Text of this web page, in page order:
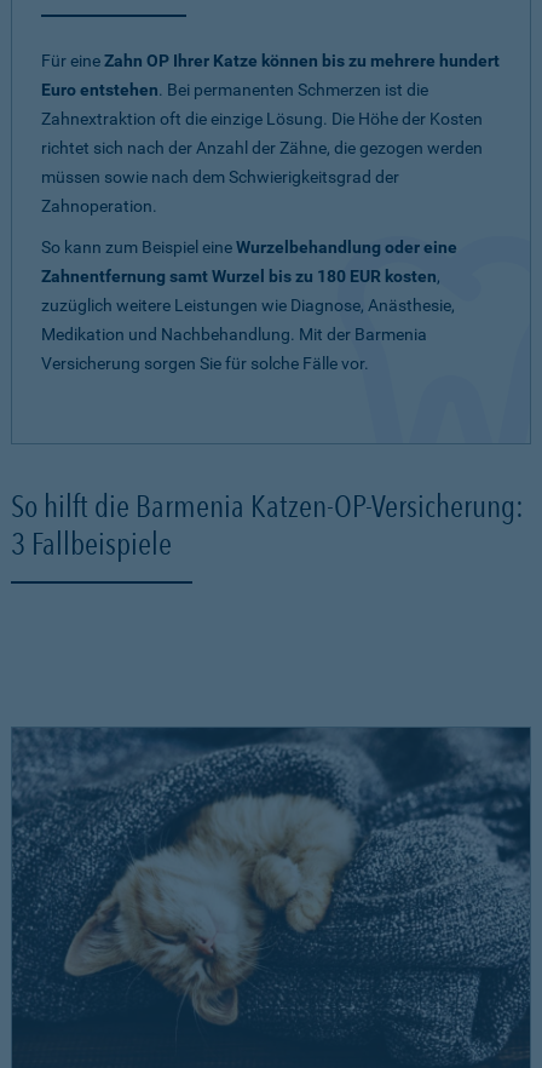
Für eineZahn OP Ihrer Katze können bis zu mehrere hundert
Euro entstehen. Bei permanenten Schmerzen ist die
Zahnextraktion oft die einzige Lösung. Die Höhe der Kosten
richtet sich nach der Anzahl der Zähne, die gezogen werden
müssen sowie nach dem Schwierigkeitsgrad der
Zahnoperation.
So kann zum Beispiel eineWurzelbehandlung oder eine
Zahnentfernung samt Wurzel bis zu 180 EUR kosten,
zuzüglich weitere Leistungen wie Diagnose, Anästhesie,
Medikation und Nachbehandlung. Mit der Barmenia
Versicherung sorgen Sie für solche Fälle vor.
So hilft die Barmenia Katzen-OP-Versicherung:
3 Fallbeispiele